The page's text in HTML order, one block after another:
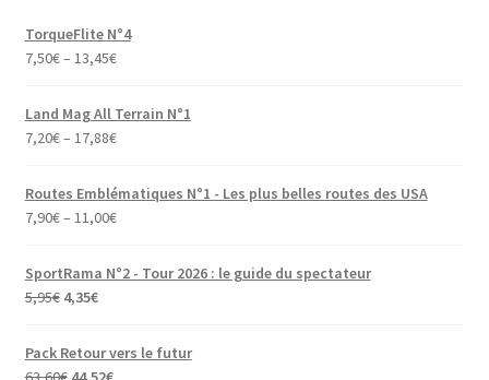
TorqueFlite N°4
7,50€– 13,45€
Land Mag All Terrain N°1
7,20€– 17,88€
Routes Emblématiques N°1 - Les plus belles routes des USA
7,90€– 11,00€
SportRama N°2 - Tour 2026 : le guide du spectateur
5,95€ Le
initial
était :
4,35€Le
est :
Pack Retour vers le futur